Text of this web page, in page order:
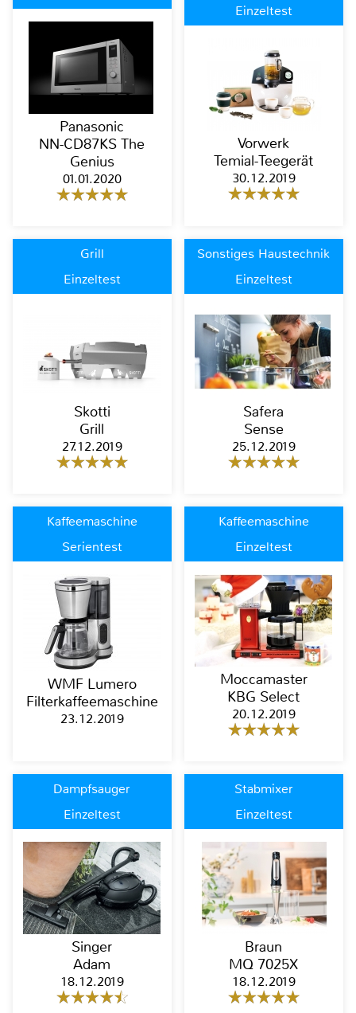
Panasonic
NN-CD87KS The
Genius
01.01.2020
Einzeltest
Vorwerk
Temial-Teegerät
30.12.2019
Grill
Einzeltest
Skotti
Grill
27.12.2019
Sonstiges Haustechnik
Einzeltest
Safera
Sense
25.12.2019
Kaffeemaschine
Serientest
WMF Lumero
Filterkaffeemaschine
23.12.2019
Kaffeemaschine
Einzeltest
Moccamaster
KBG Select
20.12.2019
Dampfsauger
Einzeltest
Singer
Adam
18.12.2019
Stabmixer
Einzeltest
Braun
MQ 7025X
18.12.2019